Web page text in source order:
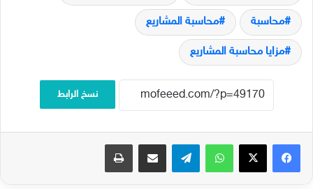
محاسبة محاسبة المشاريع
مزايا محاسبة المشاريع
نسخ الرابط
فيسبوك‫X واتساب تيلقرام مشاركة عبر البريد طباعة